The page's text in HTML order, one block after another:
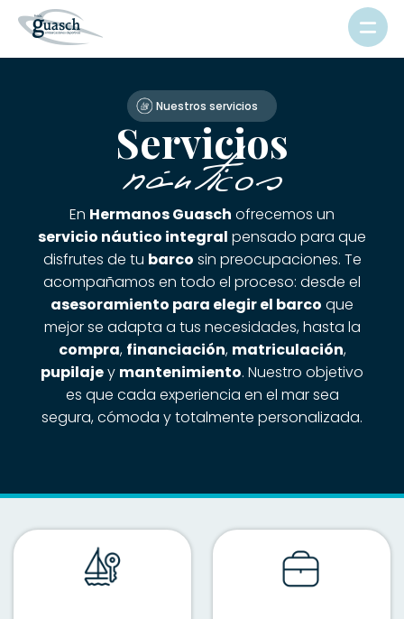
Nuestros servicios
Servicios
náuticos
En Hermanos Guasch ofrecemos un
servicio náutico integral pensado para que
disfrutes de tu barco sin preocupaciones. Te
acompañamos en todo el proceso: desde el
asesoramiento para elegir el barco que
mejor se adapta a tus necesidades, hasta la
compra, financiación, matriculación,
pupilajey mantenimiento. Nuestro objetivo
es que cada experiencia en el mar sea
segura, cómoda y totalmente personalizada.